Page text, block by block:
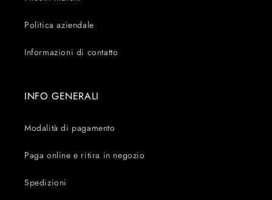
Politica aziendale
Informazioni di contatto
INFO GENERALI
Modalità di pagamento
Paga online e ritira in negozio
Spedizioni